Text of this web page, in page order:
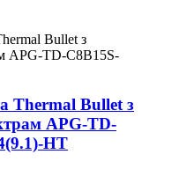
Thermal Bullet з
APG-TD-
HT